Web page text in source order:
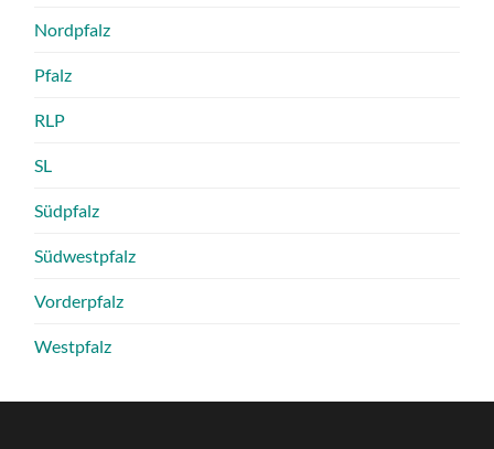
Nordpfalz
Pfalz
RLP
SL
Südpfalz
Südwestpfalz
Vorderpfalz
Westpfalz